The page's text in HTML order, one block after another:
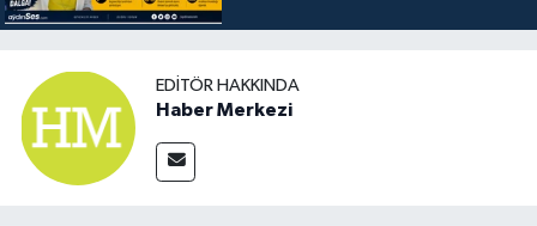
EDITÖR HAKKINDA
Haber Merkezi